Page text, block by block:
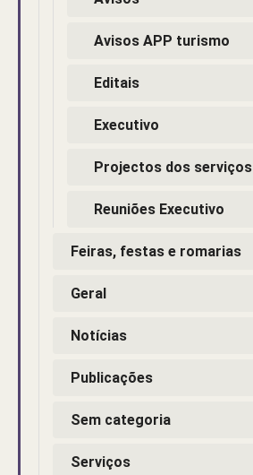
Avisos APP turismo
Editais
Executivo
Projectos dos serviços
Reuniões Executivo
Feiras, festas e romarias
Geral
Notícias
Publicações
Sem categoria
Serviços